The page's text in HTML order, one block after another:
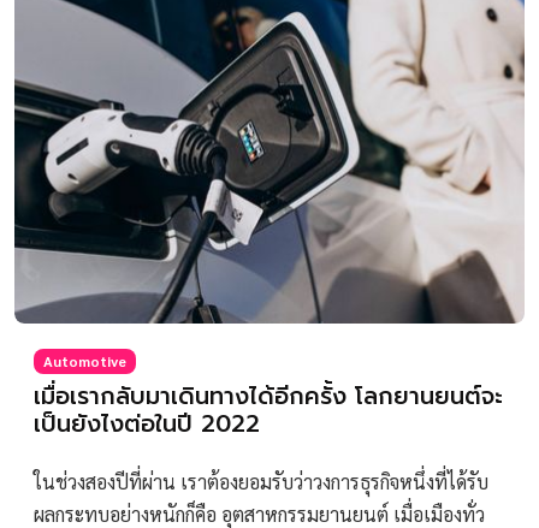
Automotive
เมื่อเรากลับมาเดินทางได้อีกครั้ง โลกยานยนต์จะ
เป็นยังไงต่อในปี 2022
ในช่วงสองปีที่ผ่าน เราต้องยอมรับว่าวงการธุรกิจหนึ่งที่ได้รับ
ผลกระทบอย่างหนักก็คือ อุตสาหกรรมยานยนต์ เมื่อเมืองทั่ว